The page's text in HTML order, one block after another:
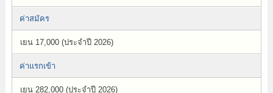
ค่าสมัคร
เยน 17,000 (ประจำปี 2026)
ค่าแรกเข้า
เยน 282,000 (ประจำปี 2026)